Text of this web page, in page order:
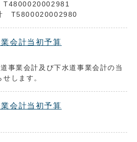
T4800020002981
T5800020002980
会計当初予算
事業会計及び下水道事業会計の当
します。
会計当初予算